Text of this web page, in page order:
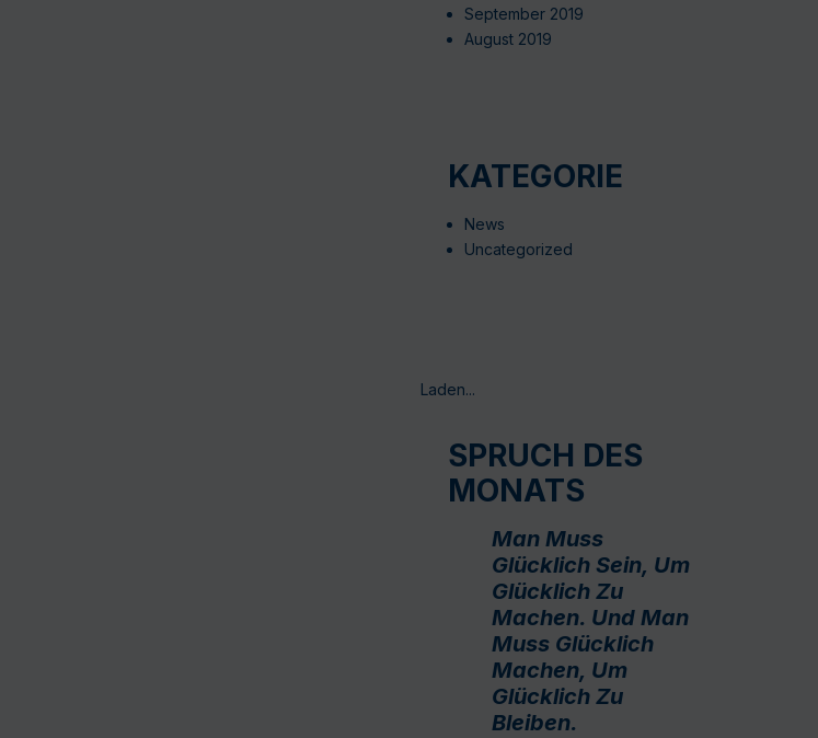
September 2019
August 2019
KATEGORIE
News
Uncategorized
Laden...
SPRUCH DES
MONATS
Man Muss
Glücklich Sein, Um
Glücklich Zu
Machen. Und Man
Muss Glücklich
Machen, Um
Glücklich Zu
Bleiben.